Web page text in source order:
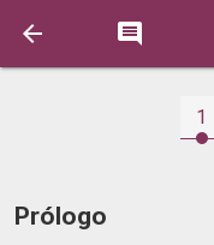
 
1
Prólogo